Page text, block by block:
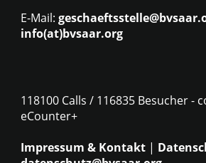
E-Mail:
info(at)bvsaar.org
118100 Calls / 116835 Besucher -
eCounter+
Impressum & Kontakt |